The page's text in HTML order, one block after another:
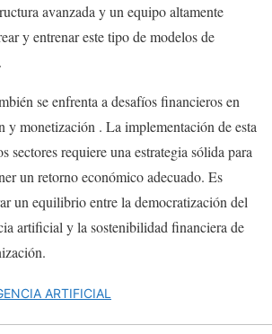
avanzada y un equipo altamente
y entrenar este tipo de modelos de
se enfrenta a desafíos financieros en
y monetización . La implementación de esta
sectores requiere una estrategia sólida para
un retorno económico adecuado. Es
un equilibrio entre la democratización del
artificial y la sostenibilidad financiera de
ARTIFICIAL